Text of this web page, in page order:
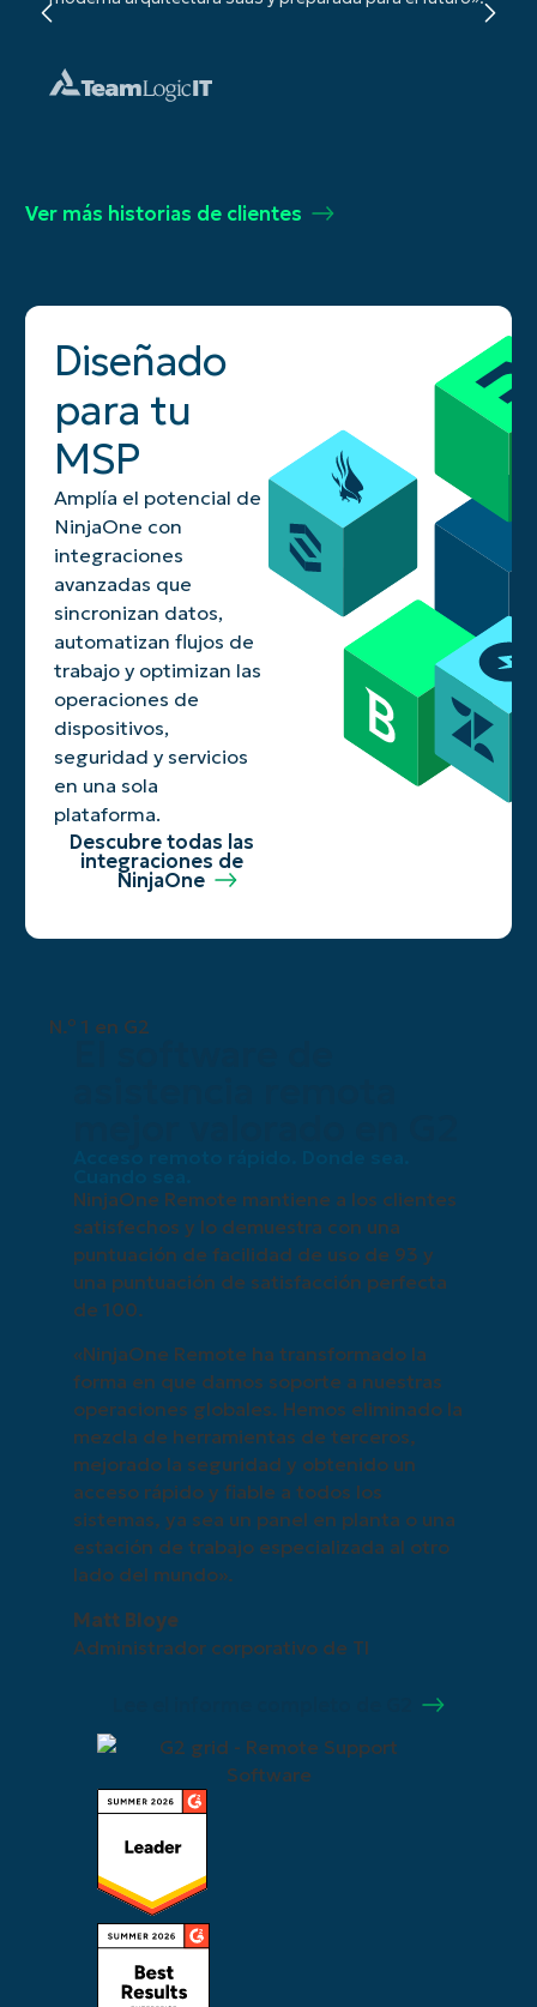
Ver más historias de clientes
Diseñado
para tu
MSP
Amplía el potencial de
NinjaOne con
integraciones
avanzadas que
sincronizan datos,
automatizan flujos de
trabajo y optimizan las
operaciones de
dispositivos,
seguridad y servicios
en una sola
plataforma.
Descubre todas las
integraciones de
NinjaOne
N.º 1 en G2
Acceso remoto rápido. Donde sea.
NinjaOne Remote mantiene a los clientes
satisfechos y lo demuestra con una
puntuación de facilidad de uso de 93 y
una puntuación de satisfacción perfecta
de 100.
«NinjaOne Remote ha transformado la
forma en que damos soporte a nuestras
operaciones globales. Hemos eliminado la
mezcla de herramientas de terceros,
mejorado la seguridad y obtenido un
acceso rápido y fiable a todos los
sistemas, ya sea un panel en planta o una
estación de trabajo especializada al otro
lado del mundo».
Matt Bloye
Administrador corporativo de TI